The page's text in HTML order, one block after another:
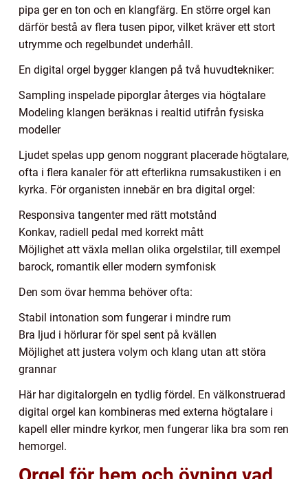
pipa ger en ton och en klangfärg. En större orgel kan
därför bestå av flera tusen pipor, vilket kräver ett stort
utrymme och regelbundet underhåll.
En digital orgel bygger klangen på två huvudtekniker:
Sampling inspelade piporglar återges via högtalare
Modeling klangen beräknas i realtid utifrån fysiska
modeller
Ljudet spelas upp genom noggrant placerade högtalare,
ofta i flera kanaler för att efterlikna rumsakustiken i en
kyrka. För organisten innebär en bra digital orgel:
Responsiva tangenter med rätt motstånd
Konkav, radiell pedal med korrekt mått
Möjlighet att växla mellan olika orgelstilar, till exempel
barock, romantik eller modern symfonisk
Den som övar hemma behöver ofta:
Stabil intonation som fungerar i mindre rum
Bra ljud i hörlurar för spel sent på kvällen
Möjlighet att justera volym och klang utan att störa
grannar
Här har digitalorgeln en tydlig fördel. En välkonstruerad
digital orgel kan kombineras med externa högtalare i
kapell eller mindre kyrkor, men fungerar lika bra som ren
hemorgel.